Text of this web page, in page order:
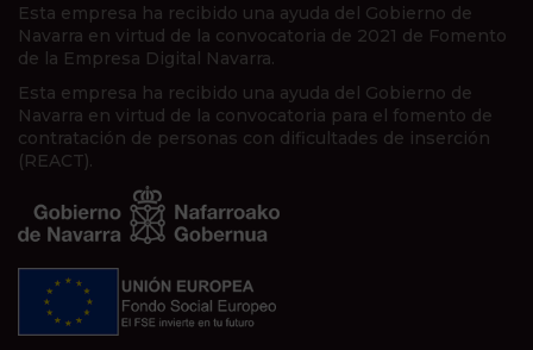
Esta empresa ha recibido una ayuda del Gobierno de
Navarra en virtud de la convocatoria de 2021 de Fomento
de la Empresa Digital Navarra.
Esta empresa ha recibido una ayuda del Gobierno de
Navarra en virtud de la convocatoria para el fomento de
contratación de personas con dificultades de inserción
(REACT).